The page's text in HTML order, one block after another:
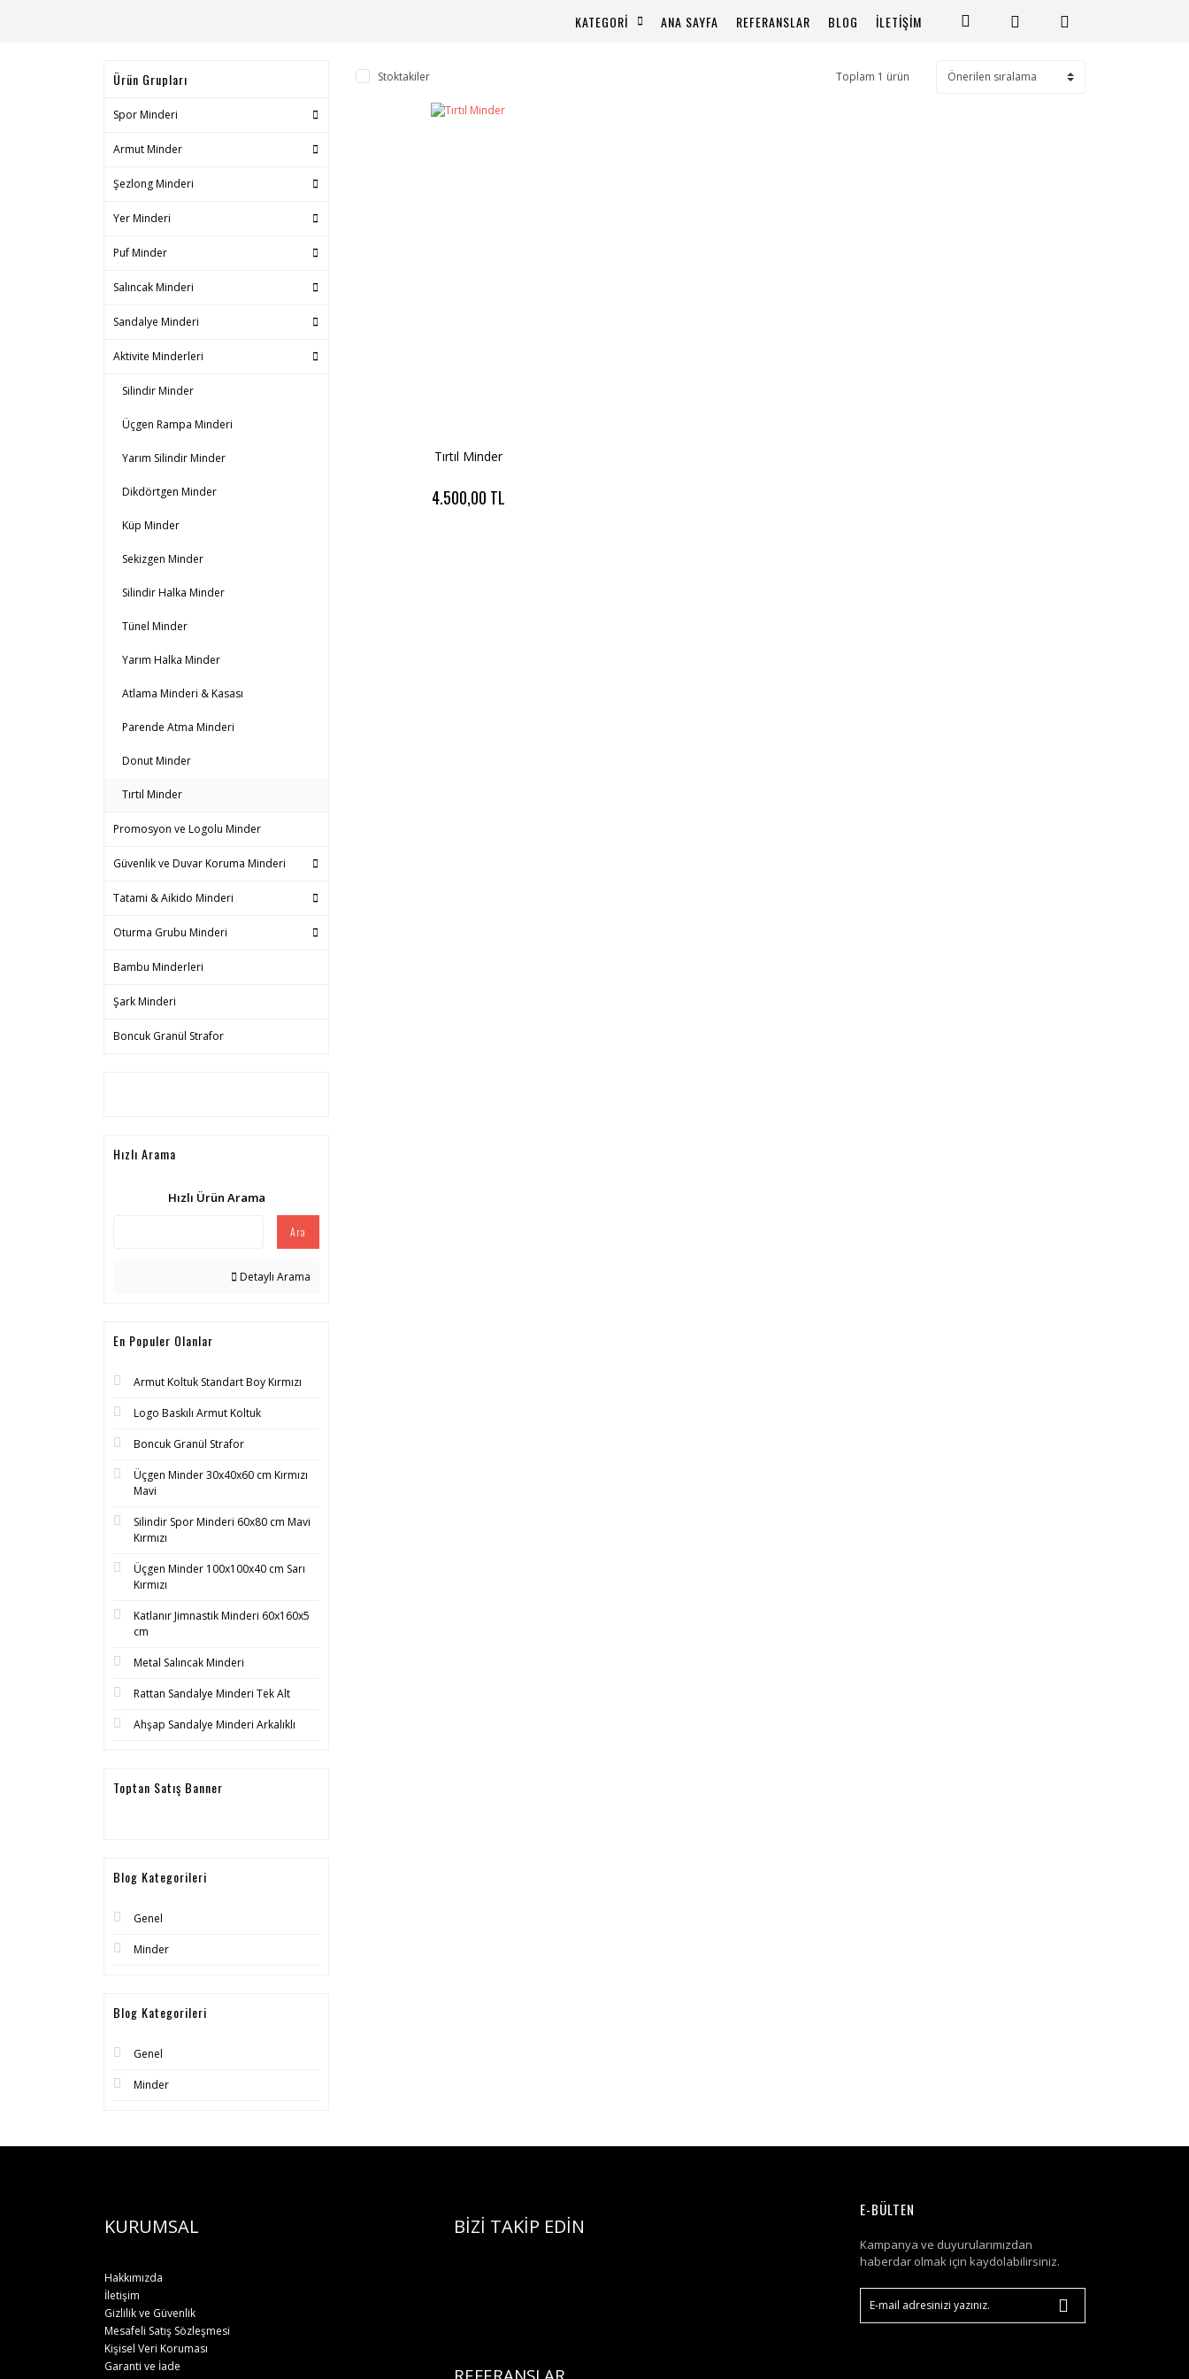
KATEGORİ ANA SAYFA REFERANSLAR BLOG İLETİŞİM
Ürün Grupları
Spor Minderi
Armut Minder
Şezlong Minderi
Yer Minderi
Puf Minder
Salıncak Minderi
Sandalye Minderi
Aktivite Minderleri
Silindir Minder
Üçgen Rampa Minderi
Yarım Silindir Minder
Dikdörtgen Minder
Küp Minder
Sekizgen Minder
Silindir Halka Minder
Tünel Minder
Yarım Halka Minder
Atlama Minderi & Kasası
Parende Atma Minderi
Donut Minder
Tırtıl Minder
Promosyon ve Logolu Minder
Güvenlik ve Duvar Koruma Minderi
Tatami & Aikido Minderi
Oturma Grubu Minderi
Bambu Minderleri
Şark Minderi
Boncuk Granül Strafor
Hızlı Arama
Hızlı Ürün Arama
Ara
Detaylı Arama
En Populer Olanlar
Armut Koltuk Standart Boy Kırmızı
Logo Baskılı Armut Koltuk
Boncuk Granül Strafor
Üçgen Minder 30x40x60 cm Kırmızı
Mavi
Silindir Spor Minderi 60x80 cm Mavi
Kırmızı
Üçgen Minder 100x100x40 cm Sarı
Kırmızı
Katlanır Jimnastik Minderi 60x160x5
cm
Metal Salıncak Minderi
Rattan Sandalye Minderi Tek Alt
Ahşap Sandalye Minderi Arkalıklı
Toptan Satış Banner
Blog Kategorileri
Genel
Minder
Blog Kategorileri
Genel
Minder
Stoktakiler Toplam 1 ürün
Tırtıl Minder
4.500,00 TL
KURUMSAL BİZİ TAKİP EDİN
Hakkımızda
İletişim
Gizlilik ve Güvenlik
Mesafeli Satış Sözleşmesi
Kişisel Veri Koruması
Garanti ve İade
E-BÜLTEN
Kampanya ve duyurularımızdan
haberdar olmak için kaydolabilirsiniz.